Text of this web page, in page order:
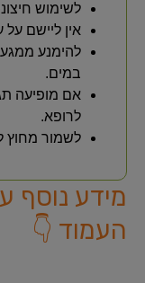
לשימוש
אין ליישם על
להימנע
במים.
אם מופיעה
לרופא.
לשמור מחוץ
מידע נוסף
העמוד 👇